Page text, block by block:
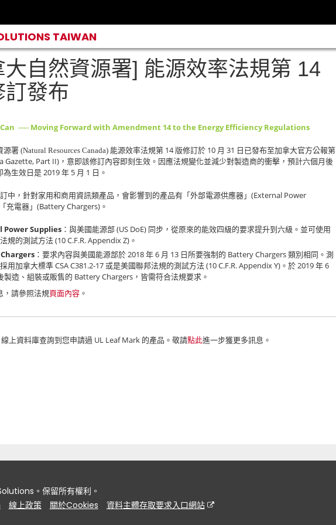
TAIWAN
大自然資源署] 能源效率法規第 14
訂發布
── Moving Forward with Amendment 14 to the Energy Efficiency Regulations
源署 (Natural Resources Canada) 能源效率法規第 14版修訂於 10 月 31 日已發布至加拿大官方公報第
Gazette, Part II) ，意即該修訂內容即刻生效。因應法規變化並減少對製造商的衝擊，預計六個月後
為生效日是 2019 年 5 月 1 日。
中，針對家用和商用資訊類產品，會影響到的產品有「外部電源供應器」 (External Power
充電器」 (Battery Chargers) 。
Power Supplies ：與美國能源部 (US DoE) 同步，從原來的能效四級的要求提升到六級。並可使用
規的測試方法 (10 C.F.R. Appendix Z) 。
：要求內容與美國能源部於 2018 年 6 月 13 日所要強制的 Battery Chargers 類別相同。測
用加拿大標準 CSA C381.2-17 或是美國聯邦法規的測試方法 (10 C.F.R. Appendix Y) 。於 2019 年 6
製造、組裝或販售的 Battery Chargers ，皆需符合法規要求。
，請參照法規頁面內容 。
線上資料庫查詢到您申請過 UL Leaf Mark 的產品。敬請點此進一步獲更多訊息。
。保留所有權利。
線上政策 關於Cookies 資料主體存取要求入口網站